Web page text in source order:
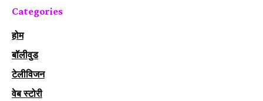
Categories
होम
बॉलीवुड
टेलीविजन
वेब स्टोरी